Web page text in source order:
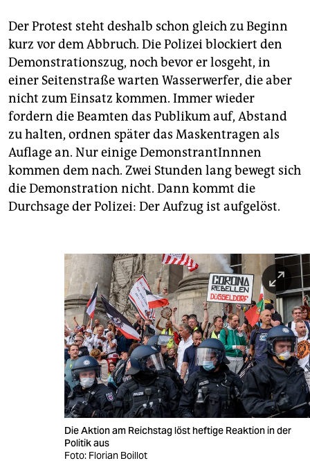
Der Protest steht deshalb schon gleich zu Beginn
kurz vor dem Abbruch. Die Polizei blockiert den
Demonstrationszug, noch bevor er losgeht, in
einer Seitenstraße warten Wasserwerfer, die aber
nicht zum Einsatz kommen. Immer wieder
fordern die Beamten das Publikum auf, Abstand
zu halten, ordnen später das Maskentragen als
Auflage an. Nur einige DemonstrantInnnen
kommen dem nach. Zwei Stunden lang bewegt sich
die Demonstration nicht. Dann kommt die
Durchsage der Polizei: Der Aufzug ist aufgelöst.
Die Aktion am Reichstag löst heftige Reaktion in der
Politik aus
Foto: Florian Boillot